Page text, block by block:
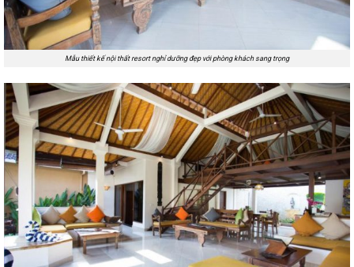
Mẫu thiết kế nội thất resort nghỉ dưỡng đẹp với phòng khách sang trọng